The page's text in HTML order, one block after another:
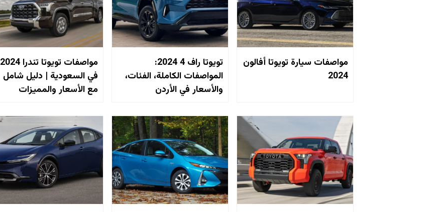
مواصفات سيارة تويوتا أفالون
2024
تويوتا راف 4 2024:
المواصفات الكاملة، الفئات،
والأسعار في الأردن
مواصفات تويوتا تندرا 2024
في السعودية | دليل شامل
مع الأسعار والمميزات